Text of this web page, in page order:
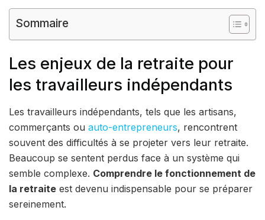
Sommaire
Les enjeux de la retraite pour
les travailleurs indépendants
Les travailleurs indépendants, tels que les artisans,
commerçants ou auto-entrepreneurs, rencontrent
souvent des difficultés à se projeter vers leur retraite.
Beaucoup se sentent perdus face à un système qui
semble complexe. Comprendre le fonctionnement de
la retraite est devenu indispensable pour se préparer
sereinement.